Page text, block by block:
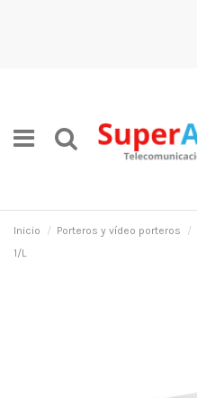
Inicio Porteros y vídeo porteros
1/L